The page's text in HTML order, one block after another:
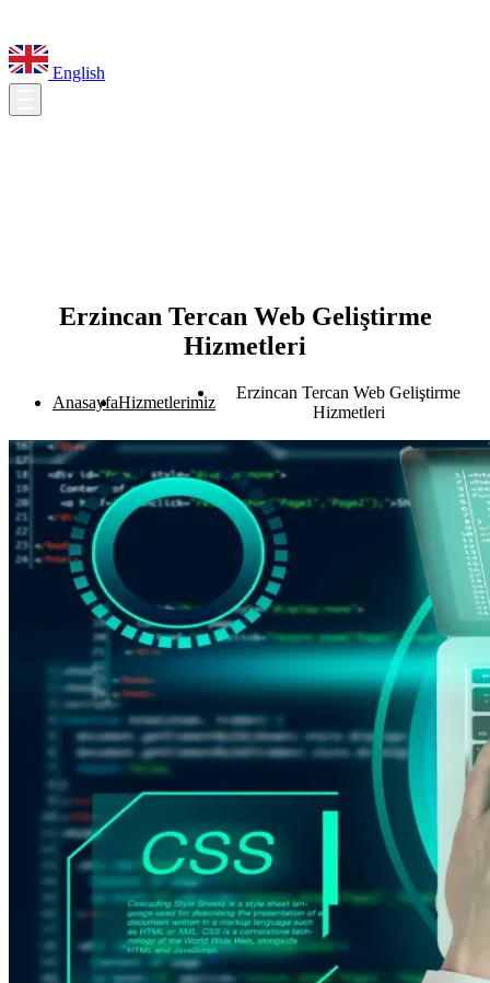
English
Erzincan Tercan Web Geliştirme
Hizmetleri
AnasayfaHizmetlerimiz
Erzincan Tercan Web Geliştirme
Hizmetleri